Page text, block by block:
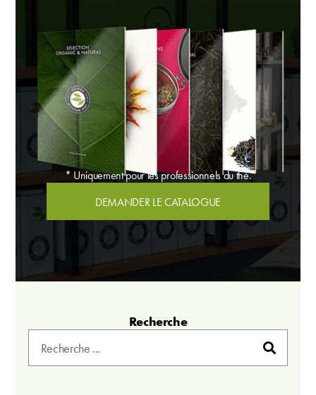
* Uniquement pour les professionnels du thé.
DEMANDER LE CATALOGUE
Recherche